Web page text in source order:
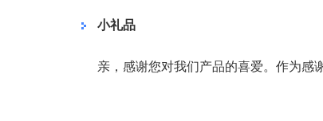
小礼品
亲，感谢您对我们产品的喜爱。作为感